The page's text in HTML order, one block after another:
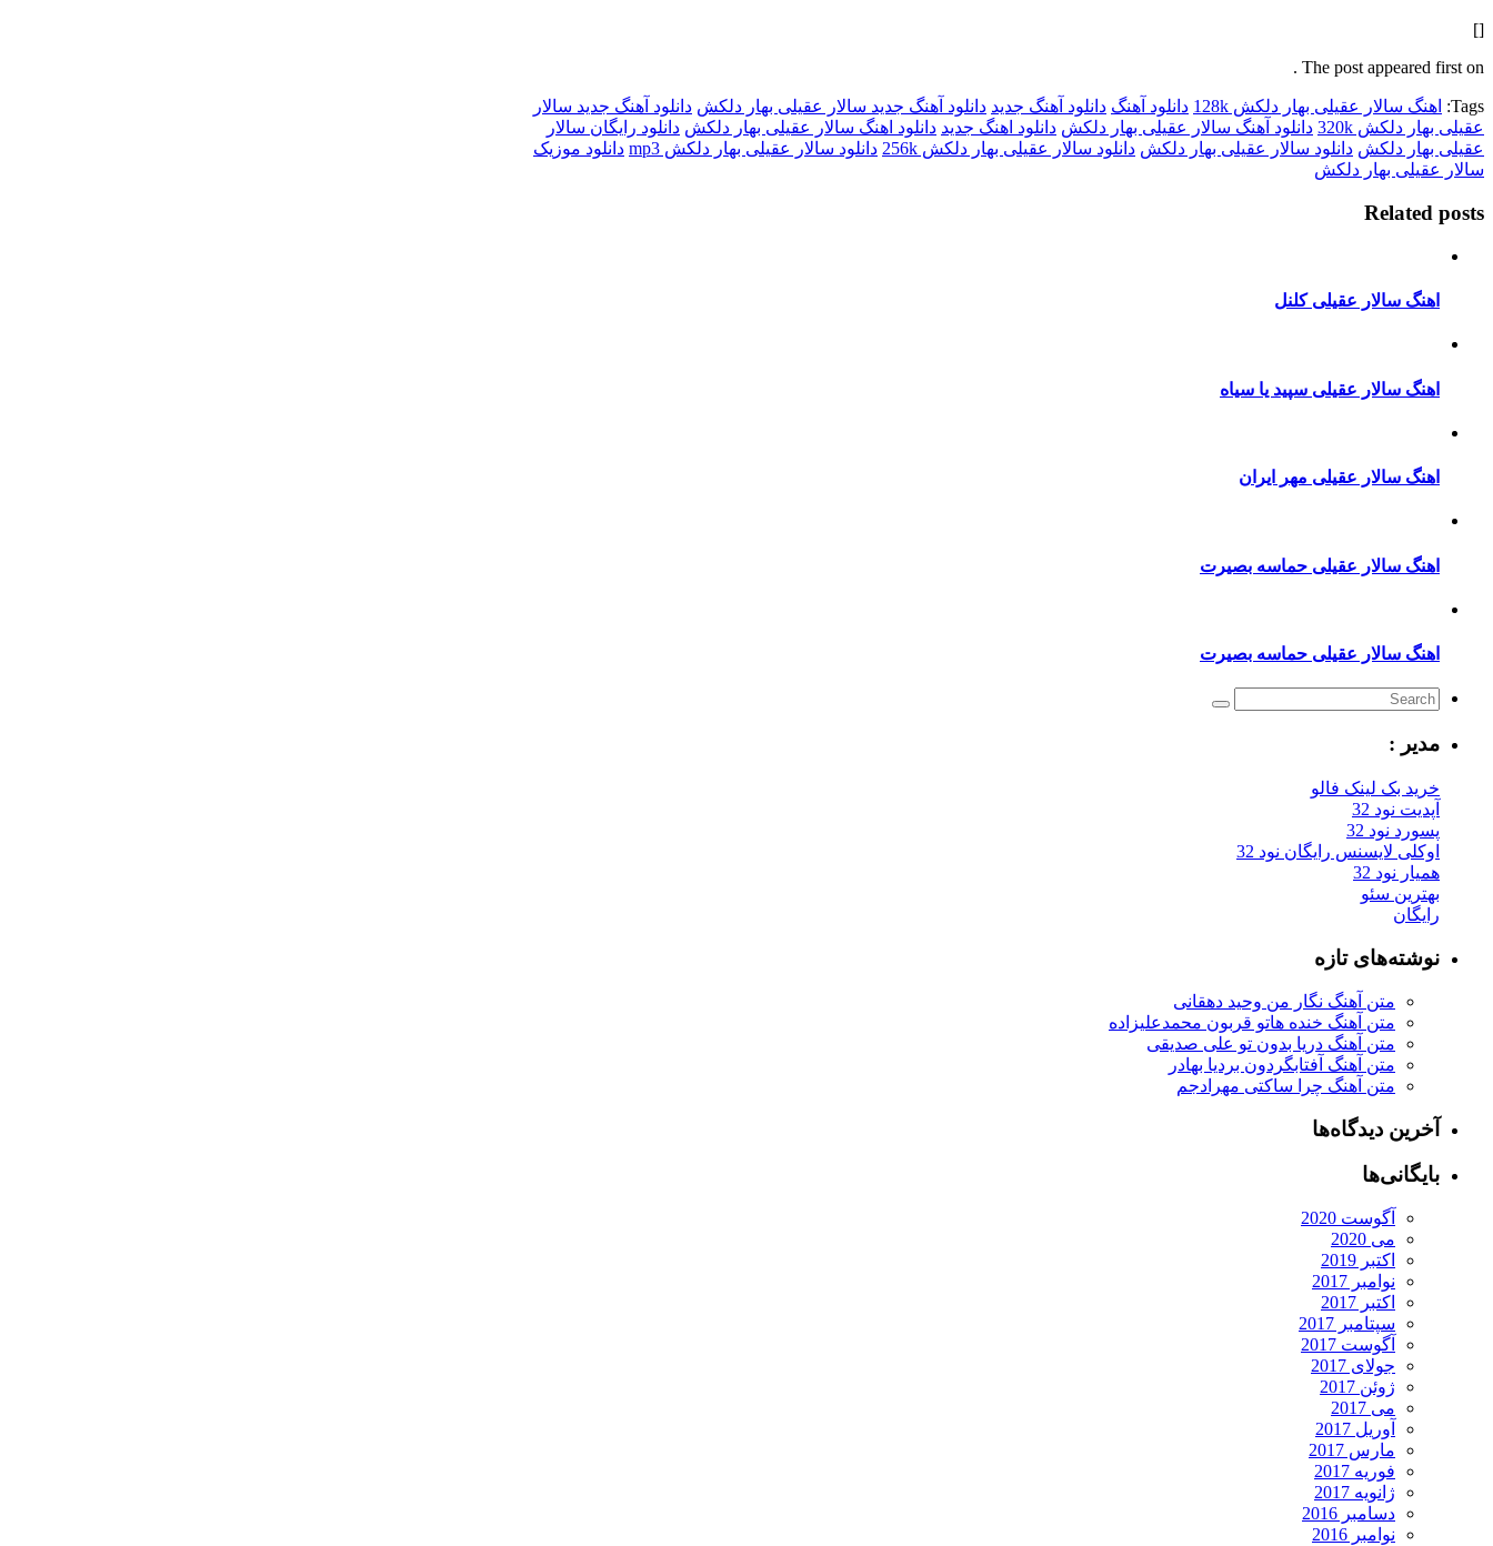
[]
The post appeared first on .
Tags: اهنگ سالار عقیلی بهار دلکش 128k دانلود آهنگ دانلود آهنگ جدید دانلود آهنگ جدید سالار عقیلی بهار دلکش دانلود آهنگ جدید سالار
عقیلی بهار دلکش 320k
دانلود آهنگ سالار عقیلی بهار دلکش دانلود اهنگ جدید دانلود اهنگ سالار عقیلی بهار دلکش دانلود رایگان سالار
عقیلی بهار دلکش دانلود سالار عقیلی بهار دلکش دانلود سالار عقیلی بهار دلکش 256k دانلود سالار عقیلی بهار دلکش mp3
دانلود موزیک
سالار عقیلی بهار دلکش
Related posts
اهنگ سالار عقیلی کلنل
اهنگ سالار عقیلی سپید یا سیاه
اهنگ سالار عقیلی مهر ایران
اهنگ سالار عقیلی حماسه بصیرت
اهنگ سالار عقیلی حماسه بصیرت
مدیر :
خرید بک لینک فالو
آپدیت نود 32
پسورد نود 32
اوکلی لایسنس رایگان نود 32
همیار نود 32
بهترین سئو
رایگان
نوشته‌های تازه
متن آهنگ نگار من وحید دهقانی
متن آهنگ خنده هاتو قربون محمدعلیزاده
متن آهنگ دریا بدون تو علی صدیقی
متن آهنگ آفتابگردون بردیا بهادر
متن آهنگ چرا ساکتی مهرادجم
آخرین دیدگاه‌ها
بایگانی‌ها
آگوست 2020
می 2020
اکتبر 2019
نوامبر 2017
اکتبر 2017
سپتامبر 2017
آگوست 2017
جولای 2017
ژوئن 2017
می 2017
آوریل 2017
مارس 2017
فوریه 2017
ژانویه 2017
دسامبر 2016
نوامبر 2016